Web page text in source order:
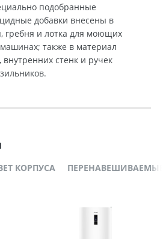
подобранные
добавки внесены в
гребня и лотка для моющих
также в материал
внутренних стенк и ручек
КОРПУСА